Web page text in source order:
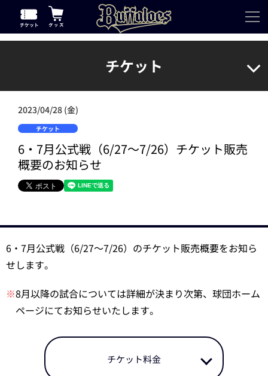
チケット
2023/04/28 (金)
チケット
6・7月公式戦（6/27～7/26）チケット販売
概要のお知らせ
6・7月公式戦（6/27～7/26）のチケット販売概要をお知ら
せします。
※8月以降の試合については詳細が決まり次第、球団ホーム
ページにてお知らせいたします。
チケット料金